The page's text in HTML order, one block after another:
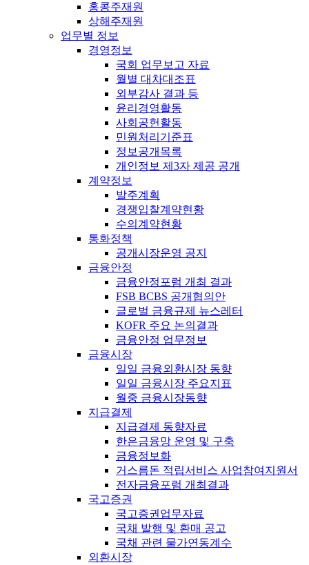
홍콩주재원
상해주재원
업무별 정보
경영정보
국회 업무보고 자료
월별 대차대조표
외부감사 결과 등
윤리경영활동
사회공헌활동
민원처리기준표
정보공개목록
개인정보 제3자 제공 공개
계약정보
발주계획
경쟁입찰계약현황
수의계약현황
통화정책
공개시장운영 공지
금융안정
금융안정포럼 개최 결과
FSB BCBS 공개협의안
글로벌 금융규제 뉴스레터
KOFR 주요 논의결과
금융안정 업무정보
금융시장
일일 금융외환시장 동향
일일 금융시장 주요지표
월중 금융시장동향
지급결제
지급결제 동향자료
한은금융망 운영 및 구축
금융정보화
거스름돈 적립서비스 사업참여지원서
전자금융포럼 개최결과
국고증권
국고증권업무자료
국채 발행 및 환매 공고
국채 관련 물가연동계수
외환시장